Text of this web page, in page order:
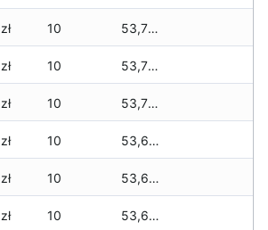
10 53,785 zł
10 53,735 zł
10 53,735 zł
10 53,670 zł
10 53,670 zł
10 53,670 zł